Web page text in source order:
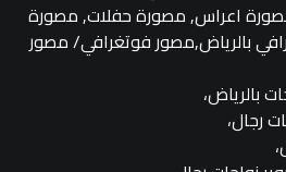
اعراس, مصورة حفلات, مصورة
بالرياض,مصور فوتغرافي/ مصور
بالرياض،
رجال،